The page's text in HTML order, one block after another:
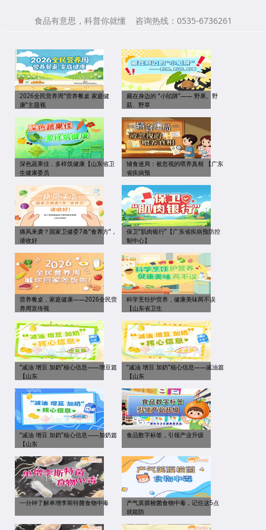
食品有意思，科普你就懂 咨询热线：0535-6736261
2026全民营养周“营养餐桌 家庭健
康”主题视
藏在身边的 “小陷阱”—— 野果、野
菇、野草
深色蔬果佳，多样筑健康【山东省卫
生健康委员
辅食迷局：被忽视的喂养真相 【广东
省疾病预
痛风来袭？国家卫健委7条“食养方”，
请收好
保卫“肌肉银行”【广东省疾病预防控
制中心】
营养餐桌，家庭健康——2026全民营
养周宣传视
科学烹饪护营养，健康美味两不误
【山东省卫生
“减油 增豆 加奶”核心信息——增豆篇
【山东
“减油 增豆 加奶”核心信息——减油篇
【山东
“减油 增豆 加奶”核心信息——加奶篇
【山东
食品数字标签，引领产业升级
一分钟了解单增李斯特菌食物中毒
产气荚膜梭菌食物中毒，记住这5点
就能防